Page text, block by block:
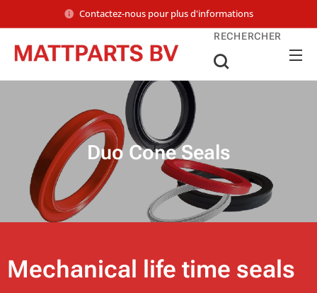
Contactez-nous pour plus d'informations
RECHERCHER
Duo Cone Seals
Mechanical life time seals